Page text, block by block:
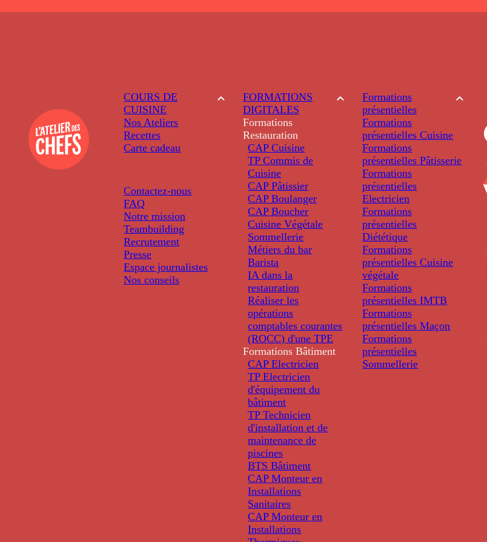
COURS DE
CUISINE
Nos Ateliers
Recettes
Carte cadeau
Contactez-nous
FAQ
Notre mission
Teambuilding
Recrutement
Presse
Espace journalistes
Nos conseils
FORMATIONS
DIGITALES
Formations
Restauration
CAP Cuisine
TP Commis de
Cuisine
CAP Pâtissier
CAP Boulanger
CAP Boucher
Cuisine Végétale
Sommellerie
Métiers du bar
Barista
IA dans la
restauration
Réaliser les
opérations
comptables courantes
(ROCC) d'une TPE
Formations Bâtiment
CAP Electricien
TP Electricien
d'équipement du
bâtiment
TP Technicien
d'installation et de
maintenance de
piscines
BTS Bâtiment
CAP Monteur en
Installations
Sanitaires
CAP Monteur en
Installations
Formations
présentielles
Formations
présentielles Cuisine
Formations
présentielles Pâtisserie
Formations
présentielles
Electricien
Formations
présentielles
Diététique
Formations
présentielles Cuisine
végétale
Formations
présentielles IMTB
Formations
présentielles Maçon
Formations
présentielles
Sommellerie